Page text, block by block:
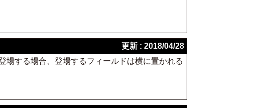
更新 : 2018/04/28
場する場合、登場するフィールドは横に置かれる